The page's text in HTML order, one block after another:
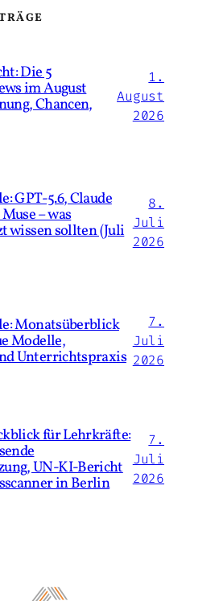
Die 5
im August
Chancen,
1.
August
2026
GPT-5.6, Claude
– was
wissen sollten (Juli
8.
Juli
2026
Monatsüberblick
Modelle,
Unterrichtspraxis
7.
Juli
2026
für Lehrkräfte:
UN‑KI‑Bericht
in Berlin
7.
Juli
2026